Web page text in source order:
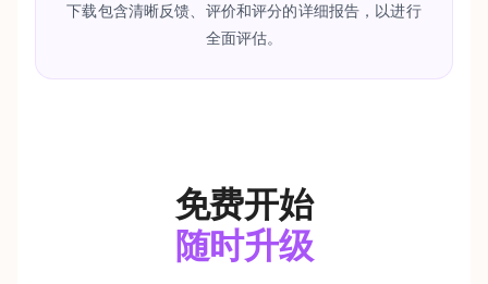
下载包含清晰反馈、评价和评分的详细报告，以进行
全面评估。
免费开始
随时升级